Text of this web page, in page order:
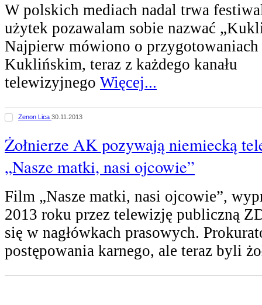
W polskich mediach nadal trwa
użytek pozawalam sobie nazwać
Najpierw mówiono o
Kuklińskim, teraz z każdego kanału
telewizyjnego Więcej...
Zenon Lica 30.11.2013
Żołnierze AK pozywają niemiecką
„Nasze matki, nasi ojcowie”
Film „Nasze matki, nasi ojcowie”,
2013 roku przez telewizję publiczną
się w nagłówkach prasowych.
postępowania karnego, ale teraz byli